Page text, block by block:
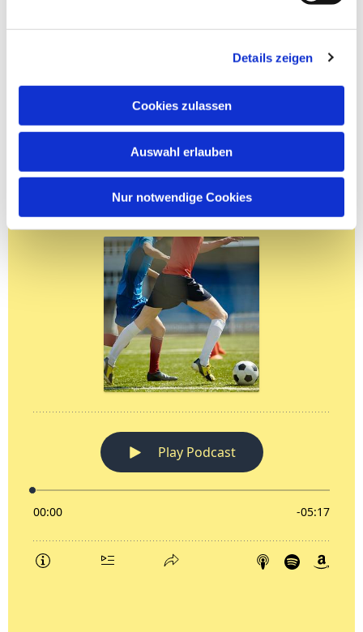
Details zeigen
Cookies zulassen
Auswahl erlauben
Nur notwendige Cookies